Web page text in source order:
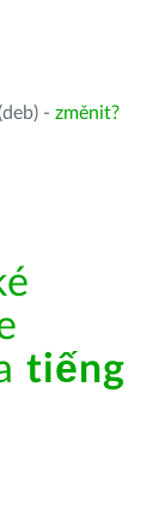
- změnit?
tiếng